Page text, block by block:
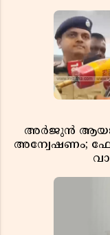
അർജുൻ
അന്വേഷണം;